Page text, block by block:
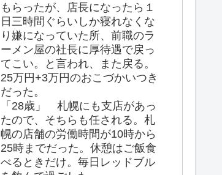
もらったが、店長になったら１
日三時間ぐらいしか寝れなくな
り嫌になっていた所、前職のラ
ーメン屋の社長に厚待遇で戻っ
てこい。と言われ、また戻る。
25万円+3万円のおこづかいつき
だった。
「28歳」 札幌にも支店があっ
たので、そちらも任される。札
幌の店舗の労働時間が10時から
25時までだった。休憩はご飯食
べるときだけ。毎日レッドブル